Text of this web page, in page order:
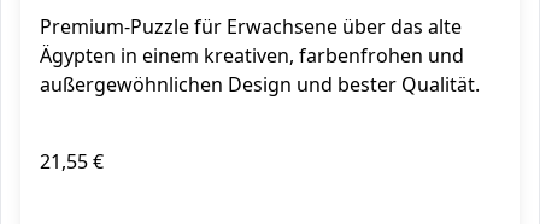
Premium-Puzzle für Erwachsene über das alte
Ägypten in einem kreativen, farbenfrohen und
außergewöhnlichen Design und bester Qualität.
21,55 €